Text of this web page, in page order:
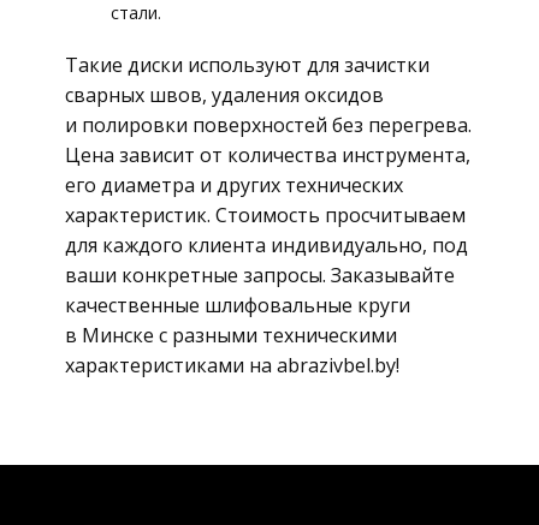
стали.
Такие диски используют для зачистки
сварных швов, удаления оксидов
и полировки поверхностей без перегрева.
Цена зависит от количества инструмента,
его диаметра и других технических
характеристик. Стоимость просчитываем
для каждого клиента индивидуально, под
ваши конкретные запросы. Заказывайте
качественные шлифовальные круги
в Минске с разными техническими
характеристиками на abrazivbel.by!